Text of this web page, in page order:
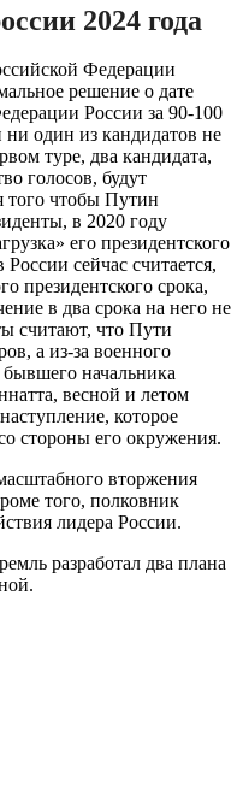
2024 года
Федерации
решение о дате
России за 90-100
один из кандидатов не
туре, два кандидата,
голосов, будут
того чтобы Путин
в 2020 году
его президентского
сейчас считается,
президентского срока,
в два срока на него не
считают, что Пути
а из-за военного
начальника
весной и летом
которое
стороны его окружения.
вторжения
того, полковник
лидера России.
разработал два плана